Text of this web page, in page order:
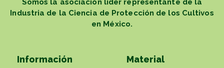
Somos la asociación líder representante de la
Industria de la Ciencia de Protección de los Cultivos
en México.
Información Material